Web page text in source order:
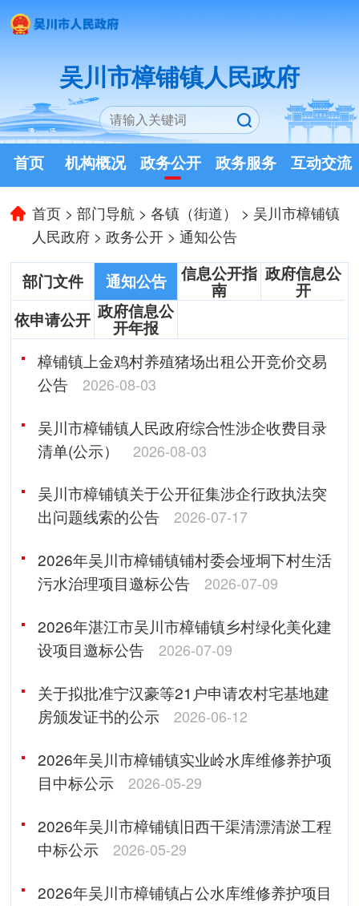
吴川市樟铺镇人民政府
首页 机构概况 政务公开 政务服务 互动交流
首页 >部门导航 >各镇（街道） > 吴川市樟铺镇
人民政府 >政务公开 >通知公告
部门文件 通知公告 信息公开指
南
政府信息公
开
依申请公开 政府信息公
开年报
樟铺镇上金鸡村养殖猪场出租公开竞价交易
公告
2026-08-03
吴川市樟铺镇人民政府综合性涉企收费目录
清单(公示）
2026-08-03
吴川市樟铺镇关于公开征集涉企行政执法突
出问题线索的公告
2026-07-17
2026年吴川市樟铺镇铺村委会垭垌下村生活
污水治理项目邀标公告
2026-07-09
2026年湛江市吴川市樟铺镇乡村绿化美化建
设项目邀标公告
2026-07-09
关于拟批准宁汉豪等21户申请农村宅基地建
房颁发证书的公示
2026-06-12
2026年吴川市樟铺镇实业岭水库维修养护项
目中标公示
2026-05-29
2026年吴川市樟铺镇旧西干渠清漂清淤工程
中标公示
2026-05-29
2026年吴川市樟铺镇占公水库维修养护项目